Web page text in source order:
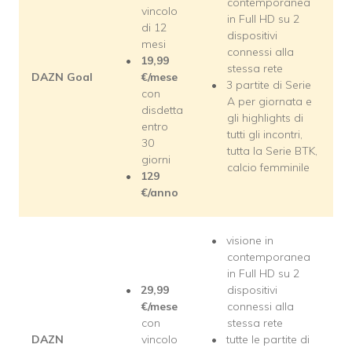
DAZN Goal
vincolo
di 12
mesi
19,99
€/mese
con
disdetta
entro
30
giorni
129
€/anno
in Full HD su 2
dispositivi
connessi alla
stessa rete
3 partite di Serie
A per giornata e
gli highlights di
tutti gli incontri,
tutta la Serie BTK,
calcio femminile
DAZN
29,99
€/mese
con
vincolo
visione in
contemporanea
in Full HD su 2
dispositivi
connessi alla
stessa rete
tutte le partite di